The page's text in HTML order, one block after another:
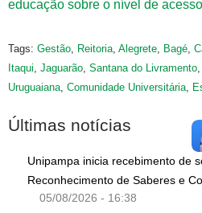
educação sobre o nível de
Tags: Gestão, Reitoria, Alegrete, Bagé,
Itaqui, Jaguarão, Santana do Livramento,
Uruguaiana, Comunidade Universitária,
Últimas notícias
Unipampa inicia recebimento de
Reconhecimento de Saberes e
05/08/2026 - 16:38